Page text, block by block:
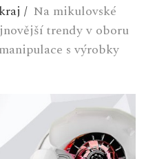
/ Na mikulovské
trendy v oboru
s výrobky